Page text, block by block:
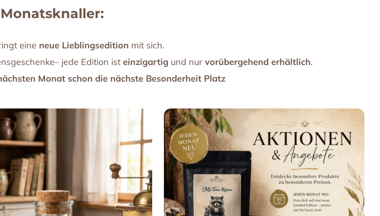
Monatsknaller:
eine neue Lieblingsedition mit sich.
jede Edition ist einzigartig und nur vorübergehend erhältlich.
Monat schon die nächste Besonderheit Platz